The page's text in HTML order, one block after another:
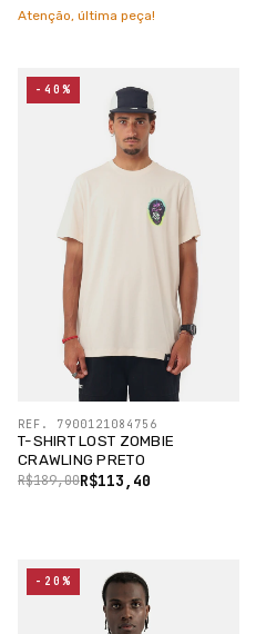
Atenção, última peça!
T-SHIRT LOST ZOMBIE
CRAWLING PRETO
R$113,40
R$189,00
REF. 7900121084756
-40%
-20%